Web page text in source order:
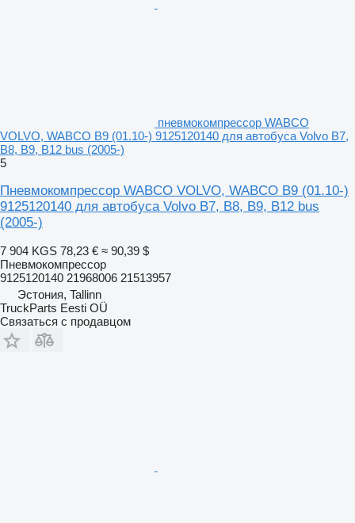
пневмокомпрессор WABCO
VOLVO, WABCO B9 (01.10-) 9125120140 для автобуса Volvo B7,
B8, B9, B12 bus (2005-)
5
Пневмокомпрессор WABCO VOLVO, WABCO B9 (01.10-)
9125120140 для автобуса Volvo B7, B8, B9, B12 bus
(2005-)
7 904 KGS 78,23 € ≈ 90,39 $
Пневмокомпрессор
9125120140 21968006 21513957
Эстония, Tallinn
TruckParts Eesti OÜ
Связаться с продавцом